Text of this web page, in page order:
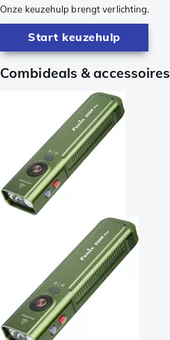
Onze keuzehulp brengt verlichting.
Start keuzehulp
Combideals & accessoires